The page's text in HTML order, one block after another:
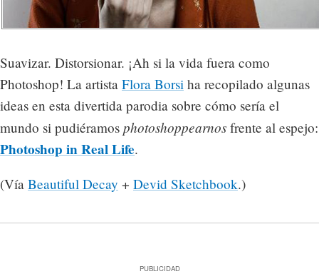
Suavizar. Distorsionar. ¡Ah si la vida fuera como
Photoshop! La artista Flora Borsi ha recopilado algunas
ideas en esta divertida parodia sobre cómo sería el
mundo si pudiéramos photoshoppearnos frente al espejo:
Photoshop in Real Life.
(Vía Beautiful Decay + Devid Sketchbook.)
PUBLICIDAD